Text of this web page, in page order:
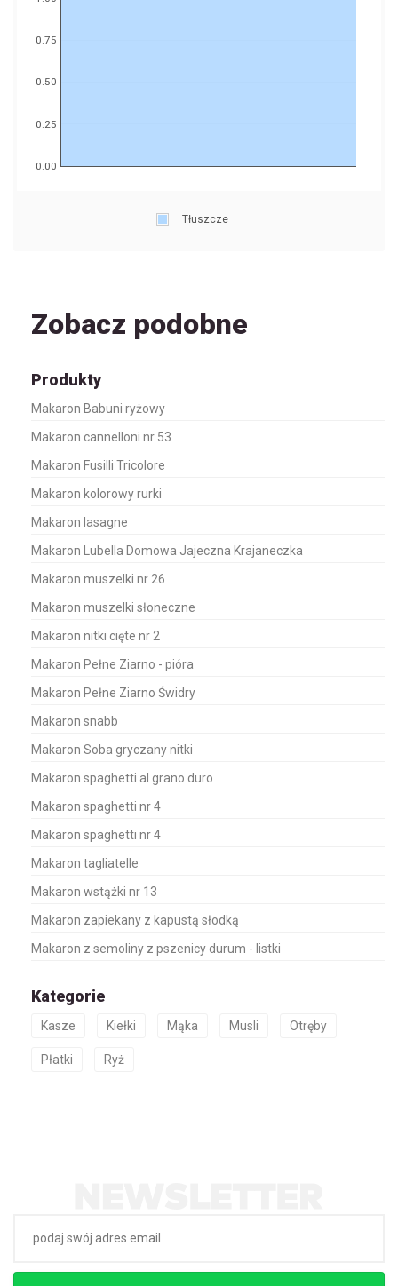
0.00
0.25
0.50
0.75
Tłuszcze
Zobacz podobne
Produkty
Makaron Babuni ryżowy
Makaron cannelloni nr 53
Makaron Fusilli Tricolore
Makaron kolorowy rurki
Makaron lasagne
Makaron Lubella Domowa Jajeczna Krajaneczka
Makaron muszelki nr 26
Makaron muszelki słoneczne
Makaron nitki cięte nr 2
Makaron Pełne Ziarno - pióra
Makaron Pełne Ziarno Świdry
Makaron snabb
Makaron Soba gryczany nitki
Makaron spaghetti al grano duro
Makaron spaghetti nr 4
Makaron spaghetti nr 4
Makaron tagliatelle
Makaron wstążki nr 13
Makaron zapiekany z kapustą słodką
Makaron z semoliny z pszenicy durum - listki
Kategorie
Kasze Kiełki Mąka Musli Otręby
Płatki Ryż